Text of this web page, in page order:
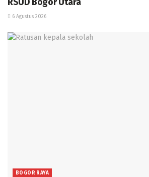
6 Agustus 2026
BOGOR RAYA